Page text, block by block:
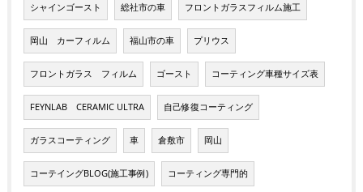
シャインゴースト 総社市の車 フロントガラスフィルム施工
岡山 カーフィルム 福山市の車 プリウス
フロントガラス フィルム ゴースト コーティング車種サイズ表
FEYNLAB CERAMIC ULTRA 自己修復コーティング
ガラスコーティング 車 倉敷市 岡山
コーテイングBLOG(施工事例) コーティング専門的